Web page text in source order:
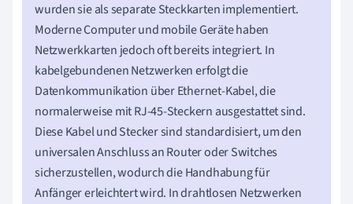
wurden sie als separate Steckkarten implementiert.
Moderne Computer und mobile Geräte haben
Netzwerkkarten jedoch oft bereits integriert. In
kabelgebundenen Netzwerken erfolgt die
Datenkommunikation über Ethernet-Kabel, die
normalerweise mit RJ-45-Steckern ausgestattet sind.
Diese Kabel und Stecker sind standardisiert, um den
universalen Anschluss an Router oder Switches
sicherzustellen, wodurch die Handhabung für
Anfänger erleichtert wird. In drahtlosen Netzwerken